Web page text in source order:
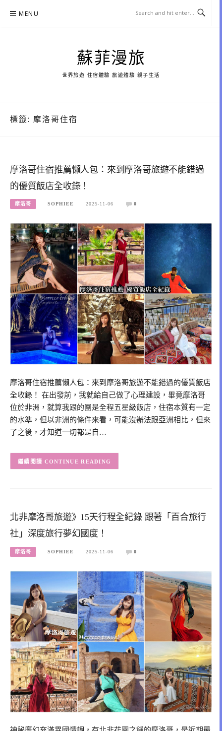
MENU
蘇菲漫旅
世界旅遊 住宿體驗 旅遊體驗 親子生活
標籤: 摩洛哥住宿
摩洛哥住宿推薦懶人包：來到摩洛哥旅遊不能錯過
的優質飯店全收錄！
摩洛哥 SOPHIEE 2025-11-06 0
摩洛哥住宿推薦懶人包：來到摩洛哥旅遊不能錯過的優質飯店
全收錄！ 在出發前，我就給自己做了心理建設，畢竟摩洛哥
位於非洲，就算我跟的團是全程五星級飯店，住宿本質有一定
的水準，但以非洲的條件來看，可能沒辦法跟亞洲相比，但來
了之後，才知道一切都是自…
CONTINUE READING
北非摩洛哥旅遊》15天行程全紀錄 跟著「百合旅行
社」深度旅行夢幻國度！
摩洛哥 SOPHIEE 2025-11-06 0